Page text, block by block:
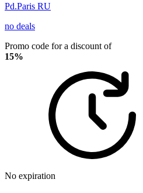
Pd.Paris RU
no deals
Promo code for a discount of
15%
No expiration